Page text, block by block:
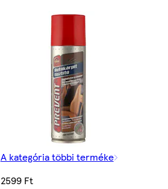
A kategória többi terméke
2599 Ft